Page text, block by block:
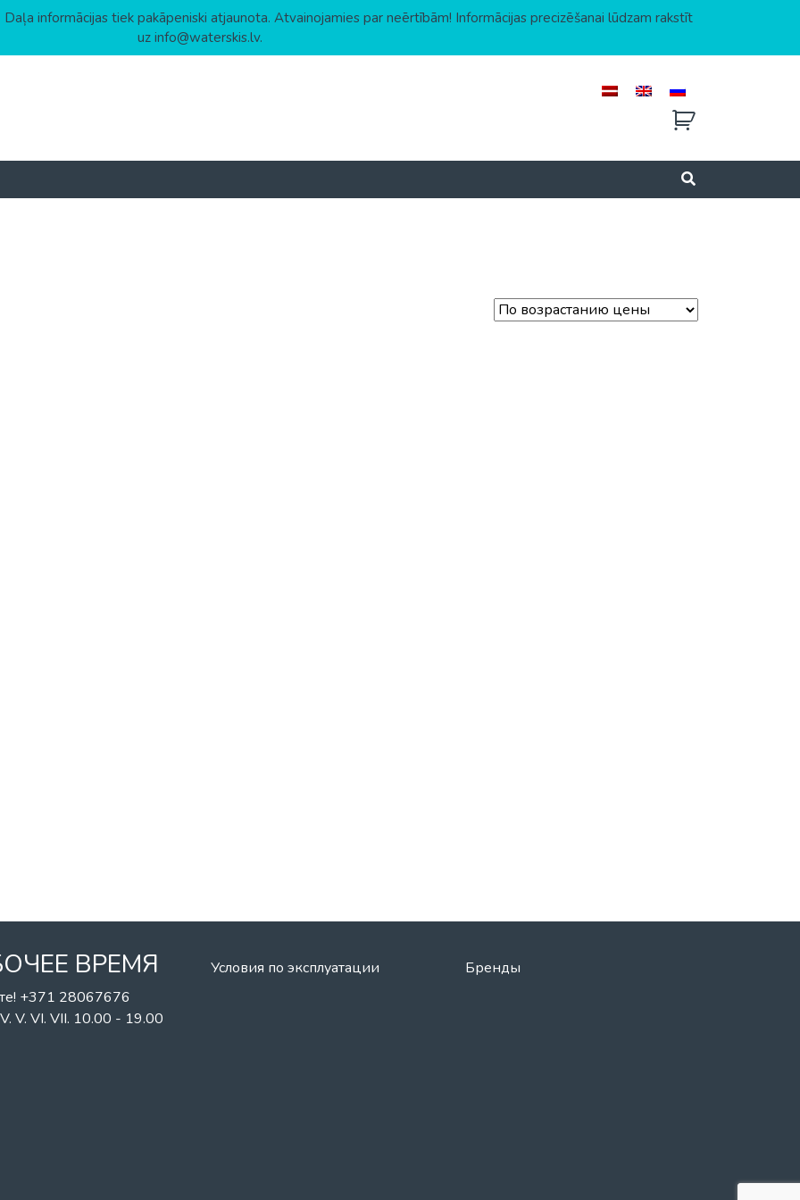
informācijas tiek pakāpeniski atjaunota. Atvainojamies par neērtībām! Informācijas precizēšanai lūdzam rakstīt
uz info@waterskis.lv.
ВРЕМЯ
+371 28067676
V. VI. VII. 10.00 - 19.00
Условия по эксплуатации Бренды